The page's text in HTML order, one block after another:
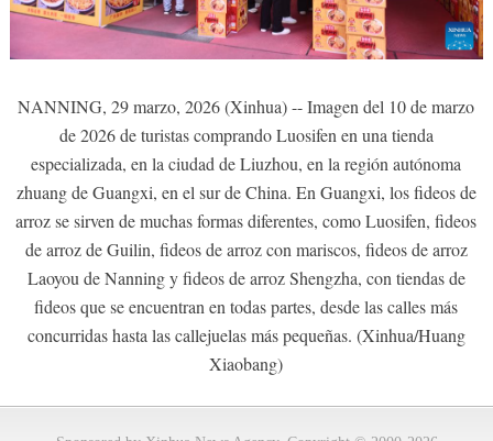
NANNING, 29 marzo, 2026 (Xinhua) -- Imagen del 10 de marzo
de 2026 de turistas comprando Luosifen en una tienda
especializada, en la ciudad de Liuzhou, en la región autónoma
zhuang de Guangxi, en el sur de China. En Guangxi, los fideos de
arroz se sirven de muchas formas diferentes, como Luosifen, fideos
de arroz de Guilin, fideos de arroz con mariscos, fideos de arroz
Laoyou de Nanning y fideos de arroz Shengzha, con tiendas de
fideos que se encuentran en todas partes, desde las calles más
concurridas hasta las callejuelas más pequeñas. (Xinhua/Huang
Xiaobang)